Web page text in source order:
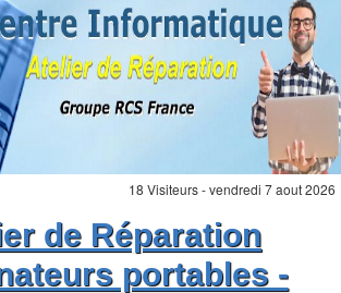
18 Visiteurs - vendredi 7 aout 2026
de Réparation
portables -